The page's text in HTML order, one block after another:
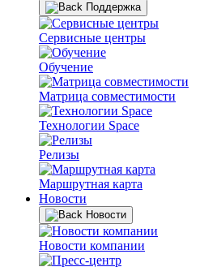
Поддержка
Сервисные центры
Обучение
Матрица совместимости
Технологии Space
Релизы
Маршрутная карта
Новости
Новости
Новости компании